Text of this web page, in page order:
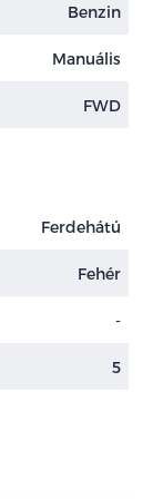
Benzin
Manuális
FWD
Ferdehátú
Fehér
-
5